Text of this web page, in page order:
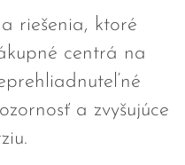
riešenia, ktoré
centrá na
a zvyšujúce